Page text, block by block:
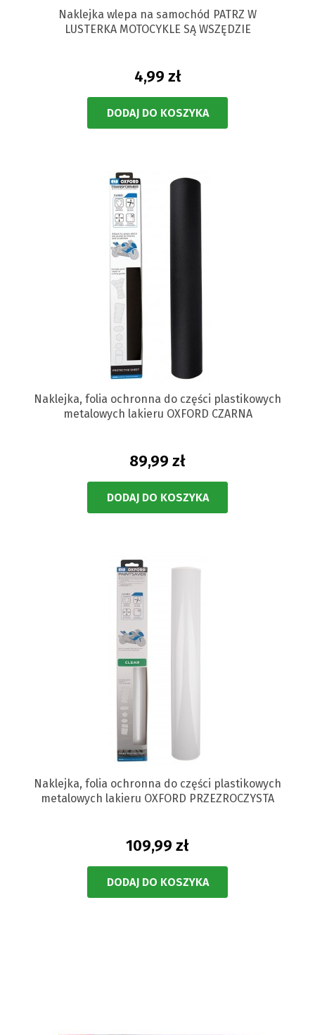
Naklejka wlepa na samochód PATRZ W
LUSTERKA MOTOCYKLE SĄ WSZĘDZIE
4,99 zł
DODAJ DO KOSZYKA
Naklejka, folia ochronna do części plastikowych
metalowych lakieru OXFORD CZARNA
89,99 zł
DODAJ DO KOSZYKA
Naklejka, folia ochronna do części plastikowych
metalowych lakieru OXFORD PRZEZROCZYSTA
109,99 zł
DODAJ DO KOSZYKA